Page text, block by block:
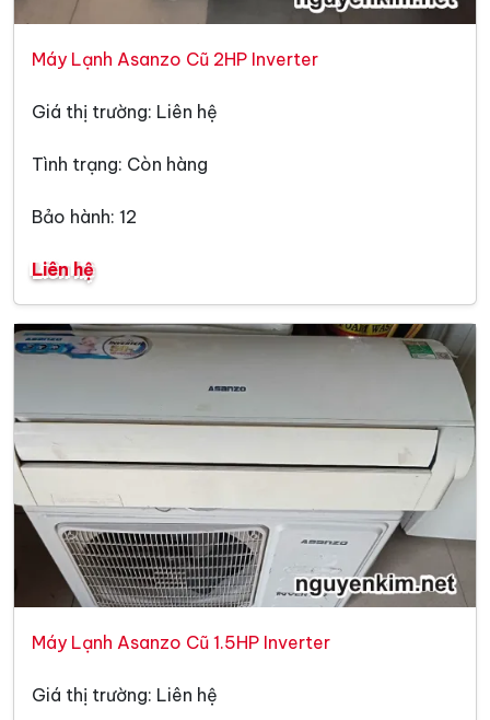
Máy Lạnh Asanzo Cũ 2HP Inverter
Giá thị trường: Liên hệ
Tình trạng: Còn hàng
Bảo hành: 12
Liên hệ
Máy Lạnh Asanzo Cũ 1.5HP Inverter
Giá thị trường: Liên hệ